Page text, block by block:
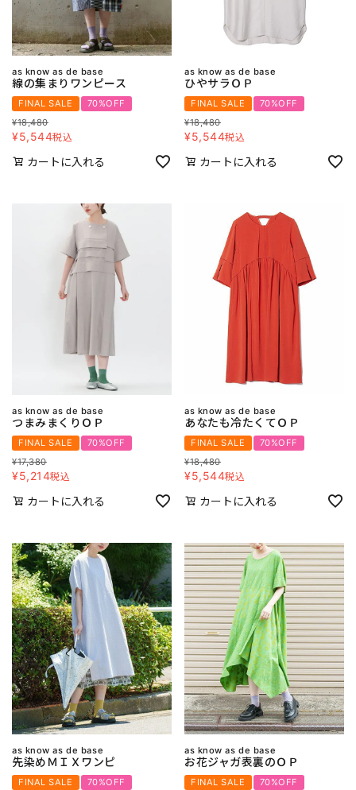
as know as de base
線の集まりワンピース
FINAL SALE
70%OFF
¥18,480
¥5,544税込
カートに入れる
as know as de base
ひやサラＯＰ
FINAL SALE
70%OFF
¥18,480
¥5,544税込
カートに入れる
as know as de base
つまみまくりＯＰ
FINAL SALE
70%OFF
¥17,380
¥5,214税込
カートに入れる
as know as de base
あなたも冷たくてＯＰ
FINAL SALE
70%OFF
¥18,480
¥5,544税込
カートに入れる
as know as de base
先染めＭＩＸワンピ
FINAL SALE
70%OFF
as know as de base
お花ジャガ表裏のＯＰ
FINAL SALE
70%OFF